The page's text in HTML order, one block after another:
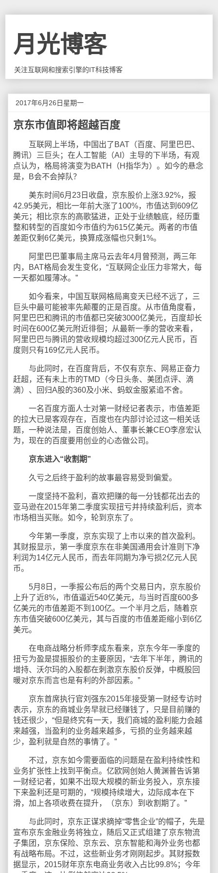
月光博客
关注互联网和搜索引擎的IT科技博客
2017年6月26日星期一
京东市值即将超越百度
互联网上半场，中国出了BAT（百度、阿里巴巴、
腾讯）三巨头；在人工智能（AI）主导的下半场，有观
点认为，格局将演变为BATH（H指华为）。如今的悬念
是，B会不会掉队？
美东时间6月23日收盘，京东股价上涨3.92%，报
42.95美元，相比一年前大涨了100%，市值达到609亿
美元；相比京东的高歌猛进，正处于业绩触底，经历重
整和转型的百度如今市值约为615亿美元。两者的市值
差距仅剩6亿美元，换算成涨幅也只剩1%。
阿里巴巴董事局主席马云去年4月曾预测，两三年
内，BAT格局会发生变化，“互联网企业压力非常大，每
一天都如履薄冰。”
如今看来，中国互联网格局离变天已经不远了，三
巨头中最可能被率先颠覆的正是百度。从市值角度看，
阿里巴巴和腾讯的市值都已突破3000亿美元，百度却长
时间在600亿美元附近徘徊；从最新一季的营收来看，
阿里巴巴与腾讯的营收规模均超过300亿元人民币，百
度则只有169亿元人民币。
与此同时，在百度背后，不仅有京东、网易正奋力
赶超，还有未上市的TMD（今日头条、美团点评、滴
滴）、回归A股的360及小米、蚂蚁金服紧追不舍。
一名百度方面人士对第一财经记者表示，市值差距
的拉大已是客观存在，百度也在内部讨论过这一相关话
题，一种说法是，百度创始人、董事长兼CEO李彦宏认
为，现在的百度要用创业的心态做公司。
京东进入“收割期”
久亏之后终于盈利的故事最容易受到偏爱。
一度坚持不盈利，喜欢把赚的每一分钱都花出去的
亚马逊在2015年第二季度实现扭亏并持续盈利后，资本
市场相当买账。如今，轮到京东了。
今年第一季度，京东实现了上市以来的首次盈利。
其财报显示，第一季度京东在非美国通用会计准则下净
利润为14亿元人民币，而去年同期为净亏损2亿元人民
币。
5月8日，一季报公布后的两个交易日内，京东股价
上升了近8%，市值逼近540亿美元，与当时百度600多
亿美元的市值差距不到100亿。一个半月之后，随着京
东市值突破600亿美元，其与百度的市值差距缩小到6亿
美元。
在电商战略分析师李成东看来，京东今年一季度的
扭亏为盈是提振股价的主要原因，“去年下半年，腾讯的
增持、沃尔玛的入股都在刺激京东股价反弹，中概股回
暖对京东而言也是有利的外部因素。”
京东首席执行官刘强东2015年接受第一财经专访时
表示，京东的商城业务早就已经赚钱了，只是目前赚的
钱还很少，“但是终究有一天，我们商城的盈利能力会越
来越强，当盈利的业务越来越多，亏损的业务越来越
少，盈利就是自然的事情了。”
不过，京东如今需要面临的问题是在盈利持续性和
业务扩张性上找到平衡点。亿欧网创始人黄渊普告诉第
一财经记者，如果不出现大规模的新业务投入，京东接
下来盈利还是可期的，“规模持续增大，边际成本在下
滑，加上各项收费在提升，（京东）到收割期了。”
与此同时，京东正谋求摘掉“零售企业”的帽子，先是
宣布京东金融业务将独立，随后又正式组建了京东物流
子集团，京东保险、京东云、京东智能和海外业务也都
有战略布局。不过，这些新业务才刚刚起步。其财报数
据显示，2015财年京东电商业务收入占比99.8%；今年